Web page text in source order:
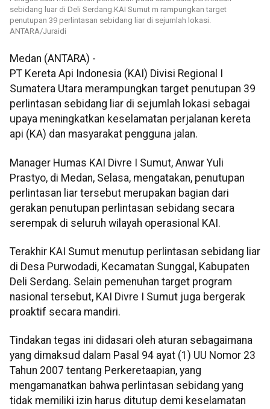
sebidang luar di Deli Serdang.KAI Sumut m rampungkan target
penutupan 39 perlintasan sebidang liar di sejumlah lokasi.
ANTARA/Juraidi
Medan (ANTARA) -
PT Kereta Api Indonesia (KAI) Divisi Regional I
Sumatera Utara merampungkan target penutupan 39
perlintasan sebidang liar di sejumlah lokasi sebagai
upaya meningkatkan keselamatan perjalanan kereta
api (KA) dan masyarakat pengguna jalan.
Manager Humas KAI Divre I Sumut, Anwar Yuli
Prastyo, di Medan, Selasa, mengatakan, penutupan
perlintasan liar tersebut merupakan bagian dari
gerakan penutupan perlintasan sebidang secara
serempak di seluruh wilayah operasional KAI.
Terakhir KAI Sumut menutup perlintasan sebidang liar
di Desa Purwodadi, Kecamatan Sunggal, Kabupaten
Deli Serdang. Selain pemenuhan target program
nasional tersebut, KAI Divre I Sumut juga bergerak
proaktif secara mandiri.
Tindakan tegas ini didasari oleh aturan sebagaimana
yang dimaksud dalam Pasal 94 ayat (1) UU Nomor 23
Tahun 2007 tentang Perkeretaapian, yang
mengamanatkan bahwa perlintasan sebidang yang
tidak memiliki izin harus ditutup demi keselamatan